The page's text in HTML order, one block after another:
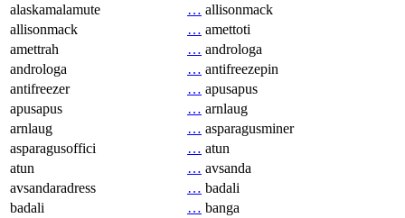
alaskamalamute
… allisonmack
allisonmack
… amettoti
amettrah
… androloga
androloga
… antifreezepin
antifreezer
… apusapus
apusapus
… arnlaug
arnlaug
… asparagusminer
asparagusoffici
… atun
atun
… avsanda
avsandaradress
… badali
badali
… banga